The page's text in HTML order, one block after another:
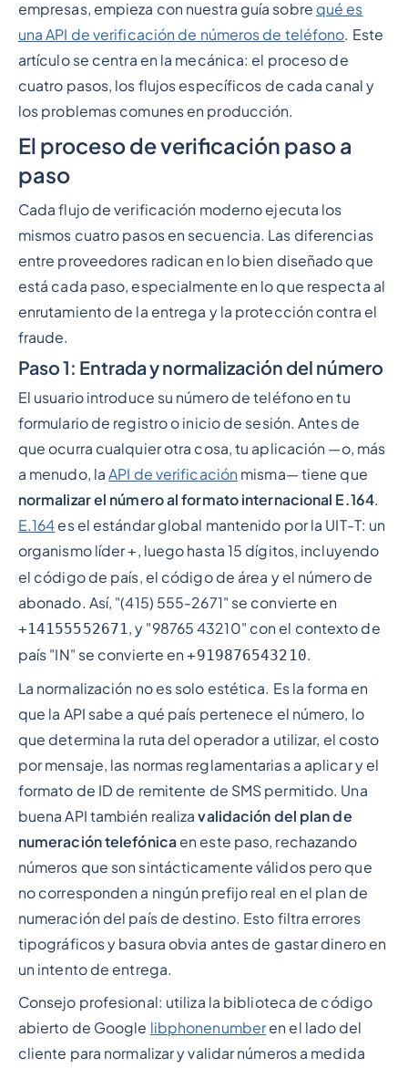
empresas, empieza con nuestra guía sobre qué es
una API de verificación de números de teléfono. Este
artículo se centra en la mecánica: el proceso de
cuatro pasos, los flujos específicos de cada canal y
los problemas comunes en producción.
El proceso de verificación paso a
paso
Cada flujo de verificación moderno ejecuta los
mismos cuatro pasos en secuencia. Las diferencias
entre proveedores radican en lo bien diseñado que
está cada paso, especialmente en lo que respecta al
enrutamiento de la entrega y la protección contra el
fraude.
Paso 1: Entrada y normalización del número
El usuario introduce su número de teléfono en tu
formulario de registro o inicio de sesión. Antes de
que ocurra cualquier otra cosa, tu aplicación —o, más
a menudo, laAPI de verificación misma— tiene que
normalizar el número al formato internacional E.164.
E.164 es el estándar global mantenido por la UIT-T: un
organismo líder+, luego hasta 15 dígitos, incluyendo
el código de país, el código de área y el número de
abonado. Así, "(415) 555-2671" se convierte en
+14155552671, y "98765 43210" con el contexto de
país "IN" se convierte en+919876543210.
La normalización no es solo estética. Es la forma en
que la API sabe a qué país pertenece el número, lo
que determina la ruta del operador a utilizar, el costo
por mensaje, las normas reglamentarias a aplicar y el
formato de ID de remitente de SMS permitido. Una
buena API también realizavalidación del plan de
numeración telefónicaen este paso, rechazando
números que son sintácticamente válidos pero que
no corresponden a ningún prefijo real en el plan de
numeración del país de destino. Esto filtra errores
tipográficos y basura obvia antes de gastar dinero en
un intento de entrega.
Consejo profesional: utiliza la biblioteca de código
abierto de Google libphonenumberen el lado del
cliente para normalizar y validar números a medida